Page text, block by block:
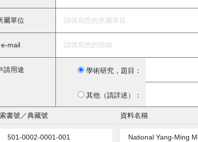
屬單位
e-mail
請用途 學術研究，題目：
其他（請詳述）：
索書號／典藏號 資料名稱